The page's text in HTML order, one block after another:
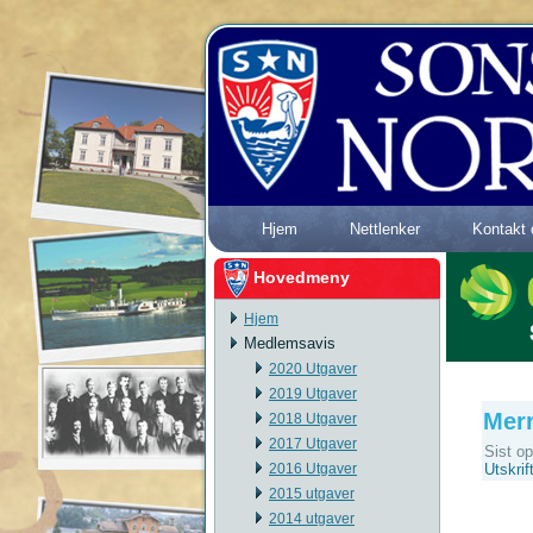
Hjem Nettlenker Kontakt
Hovedmeny
Hjem
Medlemsavis
2020 Utgaver
2019 Utgaver
2018 Utgaver
2017 Utgaver
2016 Utgaver
2015 utgaver
2014 utgaver
Sist
Utskrift